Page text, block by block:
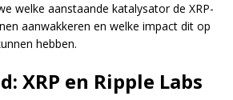
welke aanstaande katalysator de XRP-
aanwakkeren en welke impact dit op
hebben.
XRP en Ripple Labs